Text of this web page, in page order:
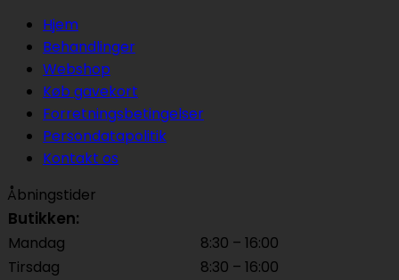
Hjem
Behandlinger
Webshop
Køb gavekort
Forretningsbetingelser
Persondatapolitik
Kontakt os
Åbningstider
Butikken:
Mandag
8:30 – 16:00
Tirsdag
8:30 – 16:00